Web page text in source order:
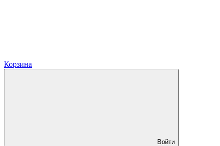
Корзина
Войти